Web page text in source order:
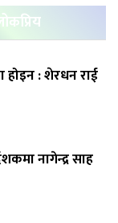
होइन : शेरधन राई
नागेन्द्र साह